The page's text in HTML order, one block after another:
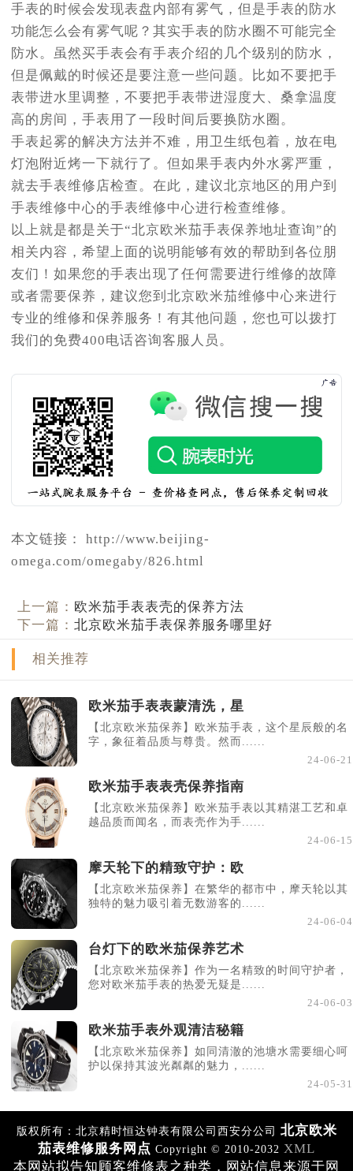
手表的时候会发现表盘内部有雾气，但是手表的防水
功能怎么会有雾气呢？其实手表的防水圈不可能完全
防水。虽然买手表会有手表介绍的几个级别的防水，
但是佩戴的时候还是要注意一些问题。比如不要把手
表带进水里调整，不要把手表带进湿度大、桑拿温度
高的房间，手表用了一段时间后要换防水圈。
手表起雾的解决方法并不难，用卫生纸包着，放在电
灯泡附近烤一下就行了。但如果手表内外水雾严重，
就去手表维修店检查。在此，建议北京地区的用户到
手表维修中心的手表维修中心进行检查维修。
以上就是都是关于“北京欧米茄手表保养地址查询”的
相关内容，希望上面的说明能够有效的帮助到各位朋
友们！如果您的手表出现了任何需要进行维修的故障
或者需要保养，建议您到北京欧米茄维修中心来进行
专业的维修和保养服务！有其他问题，您也可以拨打
我们的免费400电话咨询客服人员。
本文链接： http://www.beijing-
omega.com/omegaby/826.html
上一篇： 欧米茄手表表壳的保养方法
下一篇：北京欧米茄手表保养服务哪里好
相关推荐
欧米茄手表表蒙清洗，星
【北京欧米茄保养】欧米茄手表，这个星辰般的名
字，象征着品质与尊贵。然而......
24-06-21
欧米茄手表表壳保养指南
【北京欧米茄保养】欧米茄手表以其精湛工艺和卓
越品质而闻名，而表壳作为手......
24-06-15
摩天轮下的精致守护：欧
【北京欧米茄保养】在繁华的都市中，摩天轮以其
独特的魅力吸引着无数游客的......
24-06-04
台灯下的欧米茄保养艺术
【北京欧米茄保养】作为一名精致的时间守护者，
您对欧米茄手表的热爱无疑是......
24-06-03
欧米茄手表外观清洁秘籍
【北京欧米茄保养】如同清澈的池塘水需要细心呵
护以保持其波光粼粼的魅力，......
24-05-31
版权所有：北京精时恒达钟表有限公司西安分公司 北京欧米
茄表维修服务网点 Copyright © 2010-2032 XML
本网站拟告知顾客维修表之种类，网站信息来源于网